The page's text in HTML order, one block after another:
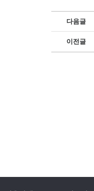
다음글
이전글